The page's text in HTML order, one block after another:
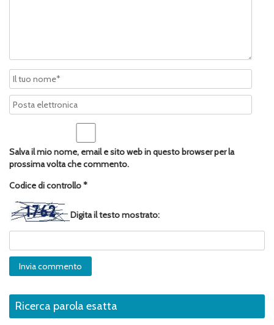
Salva il mio nome, email e sito web in questo browser per la
prossima volta che commento.
Codice di controllo*
Digita il testo mostrato:
Ricerca parola esatta